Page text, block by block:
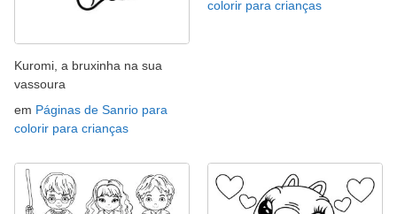
Kuromi, a bruxinha na sua
vassoura
em Páginas de Sanrio para
colorir para crianças
colorir para crianças